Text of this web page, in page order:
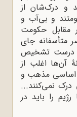
و درک‌شان از
و بی‌آب و
مقابل حکومت
متأسفانه جای
درست تشخیص
آن‌ها اغلب از
اساسی مذهب و
درک نمی‌کنند...
رژیم را باید در